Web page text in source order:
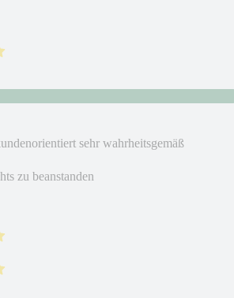
sehr wahrheitsgemäß
zu beanstanden